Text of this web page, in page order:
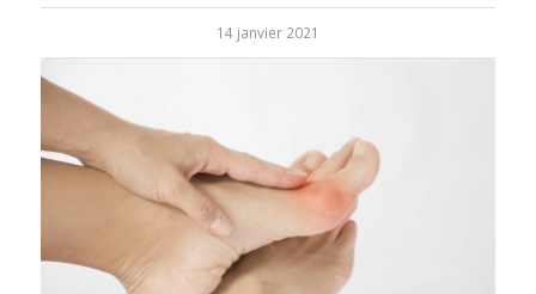
14 janvier 2021